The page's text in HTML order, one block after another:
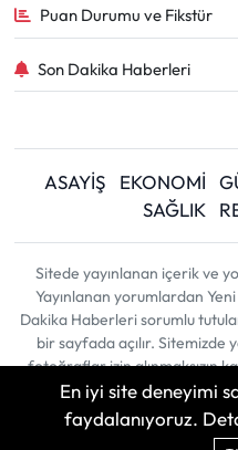
Puan Durumu ve Fikstür
Son Dakika Haberleri
ASAYİŞ EKONOMİ
SAĞLIK
Sitede yayınlanan içerik ve
Yayınlanan yorumlardan
Dakika Haberleri sorumlu
bir sayfada açılır. Sitemizde
fotoğraflar izin alınmaksızın
ortamda
En iyi site deneyimi
faydalanıyoruz.